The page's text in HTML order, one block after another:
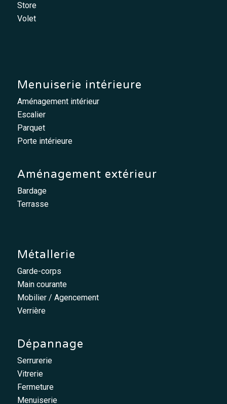
Store
Volet
Menuiserie intérieure
Aménagement intérieur
Escalier
Parquet
Porte intérieure
Aménagement extérieur
Bardage
Terrasse
Métallerie
Garde-corps
Main courante
Mobilier / Agencement
Verrière
Dépannage
Serrurerie
Vitrerie
Fermeture
Menuiserie